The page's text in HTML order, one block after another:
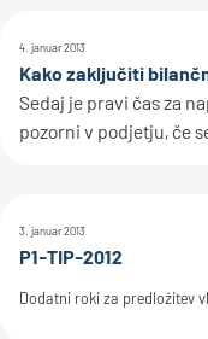
4. januar 2013
Kako zaključiti
Sedaj je pravi čas za
pozorni v podjetju, če
3. januar 2013
P1-TIP-2012
Dodatni roki za predložitev